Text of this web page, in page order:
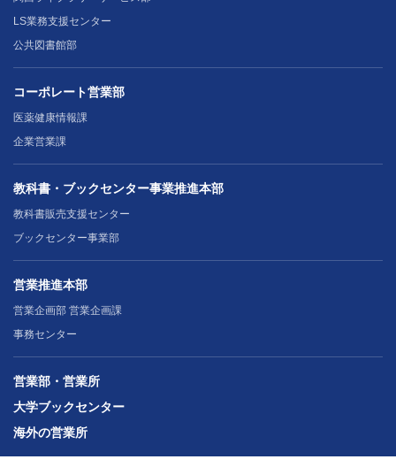
LS業務支援センター
公共図書館部
コーポレート営業部
医薬健康情報課
企業営業課
教科書・ブックセンター事業推進本部
教科書販売支援センター
ブックセンター事業部
営業推進本部
営業企画部 営業企画課
事務センター
営業部・営業所
大学ブックセンター
海外の営業所